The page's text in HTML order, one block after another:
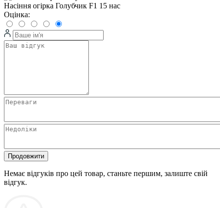
Насіння огірка Голубчик F1 15 нас
Оцінка:
Продовжити
Немає відгуків про цей товар, станьте першим, залиште свій
відгук.